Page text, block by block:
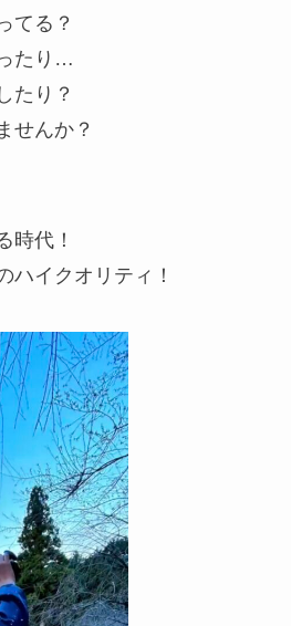
てる？
たり…
たり？
せんか？
時代！
ハイクオリティ！